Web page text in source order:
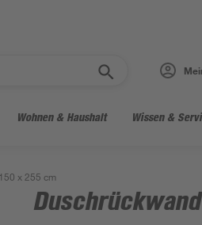
Wohnen & Haushalt Wissen &
x 255 cm